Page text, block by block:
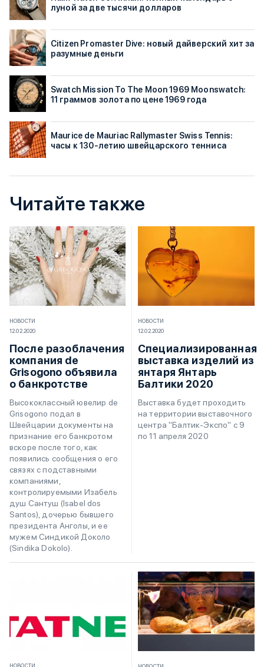
луной за две тысячи долларов
Citizen Promaster Dive: новый дайверский хит за
разумные деньги
Swatch Mission To The Moon 1969 Moonswatch:
11 граммов золота по цене 1969 года
Maurice de Mauriac Rallymaster Swiss Tennis:
часы к 130-летию швейцарского тенниса
Читайте также
НОВОСТИ
12.02.2020
После разоблачения
компания de
Grisogono объявила
о банкротстве
Высококлассный ювелир de
Grisogono подал в
Швейцарии документы на
признание его банкротом
вскоре после того, как
появились сообщения о его
связях с подставными
компаниями,
контролируемыми Изабель
душ Сантуш (Isabel dos
Santos), дочерью бывшего
президента Анголы, и ее
мужем Синдикой Доколо
(Sindika Dokolo).
НОВОСТИ
12.02.2020
Специализированная
выставка изделий из
янтаря Янтарь
Балтики 2020
Выставка будет проходить
на территории выставочного
центра "Балтик-Экспо" с 9
по 11 апреля 2020
НОВОСТИ